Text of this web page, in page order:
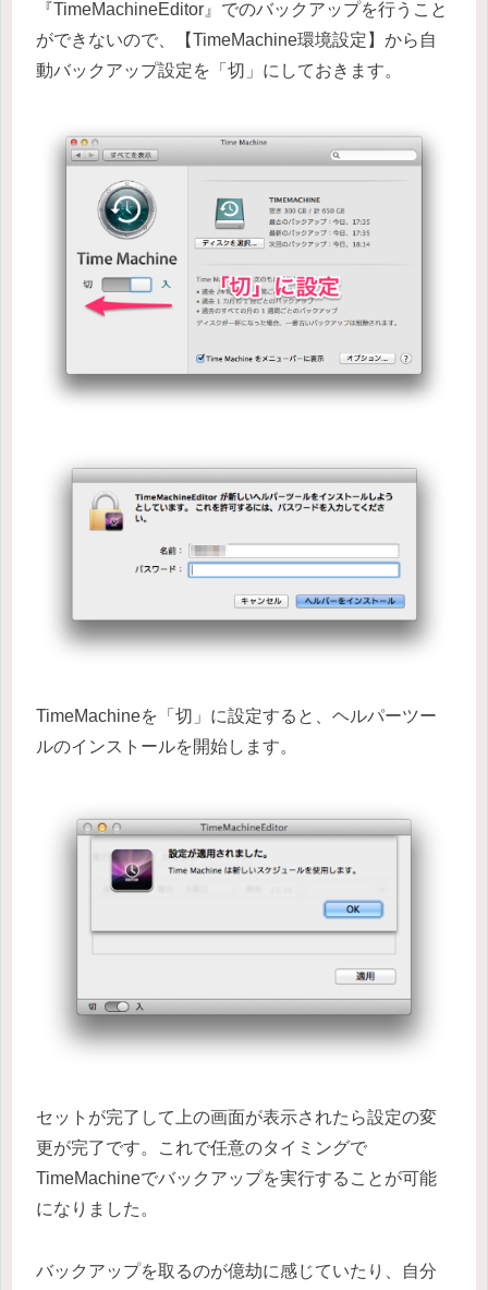
『TimeMachineEditor』でのバックアップを行うこと
ができないので、【TimeMachine環境設定】から自
動バックアップ設定を「切」にしておきます。
TimeMachineを「切」に設定すると、ヘルパーツー
ルのインストールを開始します。
セットが完了して上の画面が表示されたら設定の変
更が完了です。これで任意のタイミングで
TimeMachineでバックアップを実行することが可能
になりました。
バックアップを取るのが億劫に感じていたり、自分